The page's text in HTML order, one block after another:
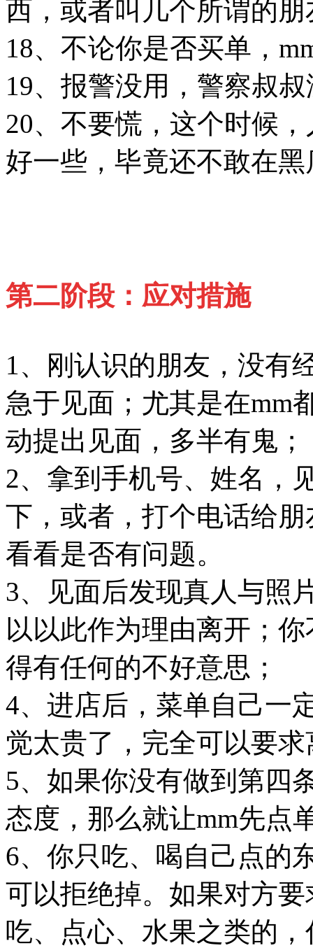
西，或者叫几个所谓的
18、不论你是否买单，
19、报警没用，警察叔
20、不要慌，这个时候
好一些，毕竟还不敢在
第二阶段：应对措施
1、刚认识的朋友，没有
急于见面；尤其是在mm
动提出见面，多半有鬼；
2、拿到手机号、姓名，
下，或者，打个电话给
看看是否有问题。
3、见面后发现真人与照
以以此作为理由离开；
得有任何的不好意思；
4、进店后，菜单自己一
觉太贵了，完全可以要求
5、如果你没有做到第四
态度，那么就让mm先点
6、你只吃、喝自己点的
可以拒绝掉。如果对方
吃、点心、水果之类的